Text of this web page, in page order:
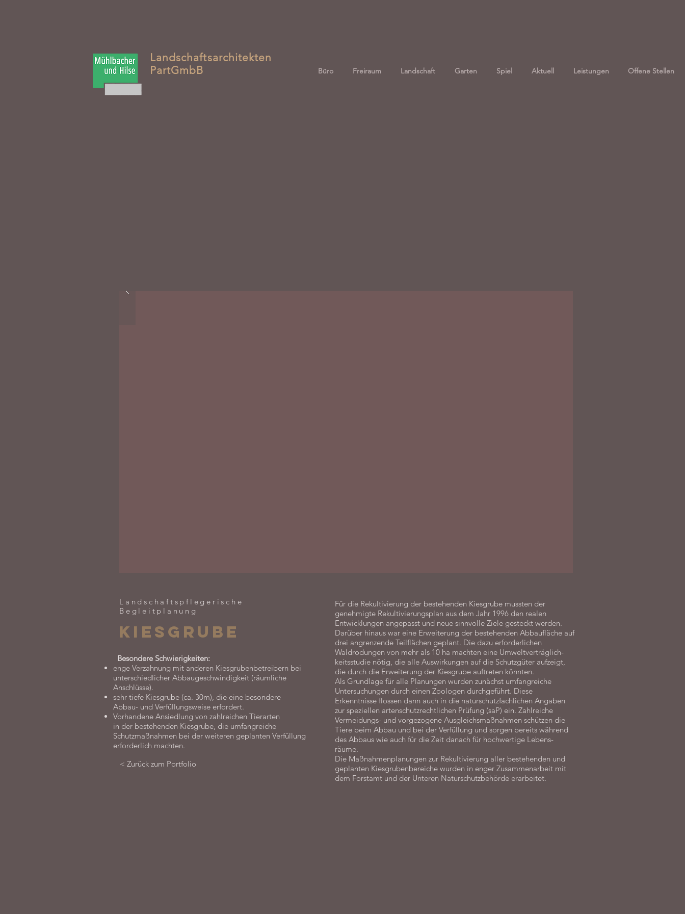
Landschaftsarchitekten
PartGmbB
Büro Freiraum Landschaft Garten Spiel Aktuell Leistungen Offene Stellen
Landschaftspflegerische
Begleitplanung
Kiesgrube
Besondere Schwierigkeiten:
enge Verzahnung mit anderen Kiesgrubenbetreibern bei
unterschiedlicher Abbaugeschwindigkeit (räumliche
Anschlüsse).
sehr tiefe Kiesgrube (ca. 30m), die eine besondere
Abbau- und Verfüllungsweise erfordert.
Vorhandene Ansiedlung von zahlreichen Tierarten
in der bestehenden Kiesgrube, die umfangreiche
Schutzmaßnahmen bei der weiteren geplanten Verfüllung
erforderlich machten.
< Zurück zum Portfolio
Für die Rekultivierung der bestehenden Kiesgrube mussten der
genehmigte Rekultivierungsplan aus dem Jahr 1996 den realen
Entwicklungen angepasst und neue sinnvolle Ziele gesteckt werden.
Darüber hinaus war eine Erweiterung der bestehenden Abbaufläche auf
drei angrenzende Teilflächen geplant. Die dazu erforderlichen
Waldrodungen von mehr als 10 ha machten eine Umweltverträglich-
keitsstudie nötig, die alle Auswirkungen auf die Schutzgüter aufzeigt,
die durch die Erweiterung der Kiesgrube auftreten könnten.
Als Grundlage für alle Planungen wurden zunächst umfangreiche
Untersuchungen durch einen Zoologen durchgeführt. Diese
Erkenntnisse flossen dann auch in die naturschutzfachlichen Angaben
zur speziellen artenschutzrechtlichen Prüfung (saP) ein. Zahlreiche
Vermeidungs- und vorgezogene Ausgleichsmaßnahmen schützen die
Tiere beim Abbau und bei der Verfüllung und sorgen bereits während
des Abbaus wie auch für die Zeit danach für hochwertige Lebens-
räume.
Die Maßnahmenplanungen zur Rekultivierung aller bestehenden und
geplanten Kiesgrubenbereiche wurden in enger Zusammenarbeit mit
dem Forstamt und der Unteren Naturschutzbehörde erarbeitet.